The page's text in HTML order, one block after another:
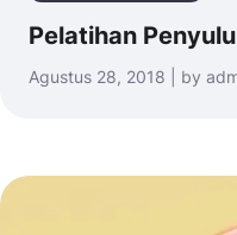
Pelatihan
Agustus 28, 2018 | by